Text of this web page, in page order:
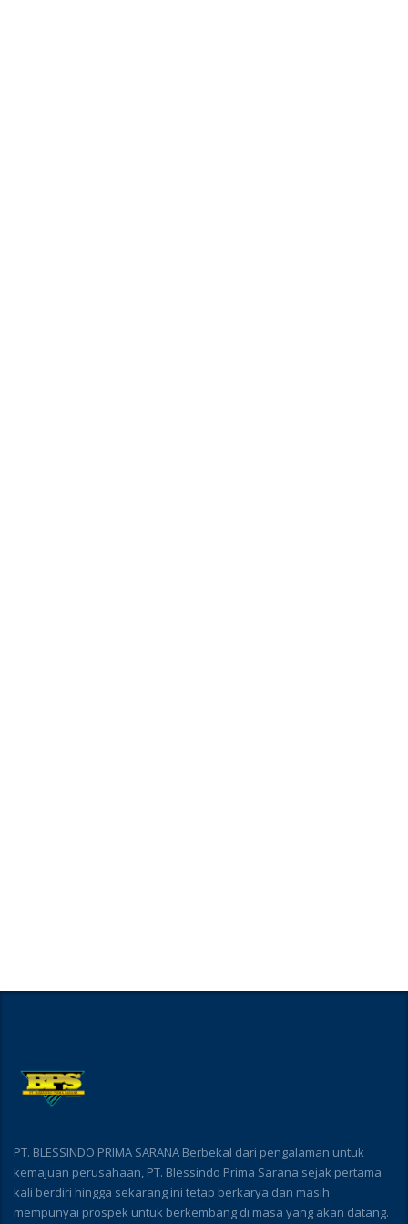
PT. BLESSINDO PRIMA SARANA Berbekal dari pengalaman untuk
kemajuan perusahaan, PT. Blessindo Prima Sarana sejak pertama
kali berdiri hingga sekarang ini tetap berkarya dan masih
mempunyai prospek untuk berkembang di masa yang akan datang.